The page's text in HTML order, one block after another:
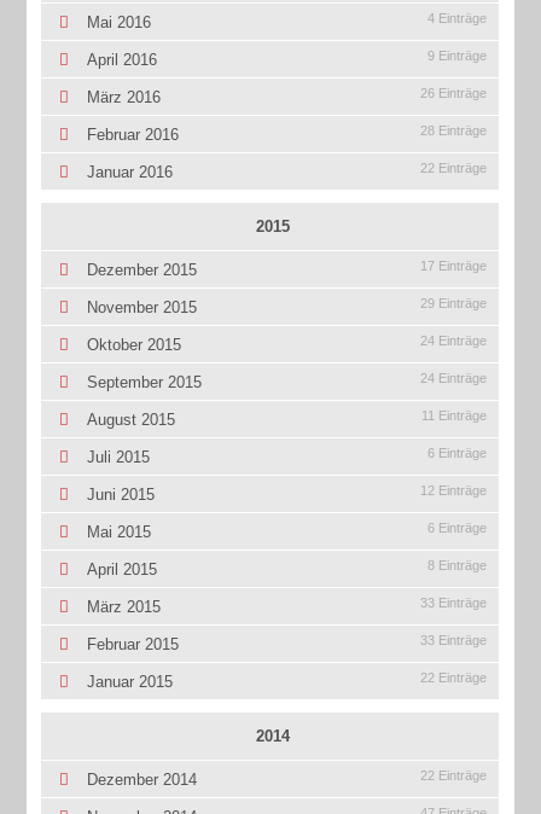
Mai 2016 4 Einträge
April 2016 9 Einträge
März 2016 26 Einträge
Februar 2016 28 Einträge
Januar 2016 22 Einträge
2015
Dezember 2015 17 Einträge
November 2015 29 Einträge
Oktober 2015 24 Einträge
September 2015 24 Einträge
August 2015 11 Einträge
Juli 2015 6 Einträge
Juni 2015 12 Einträge
Mai 2015 6 Einträge
April 2015 8 Einträge
März 2015 33 Einträge
Februar 2015 33 Einträge
Januar 2015 22 Einträge
2014
Dezember 2014 22 Einträge